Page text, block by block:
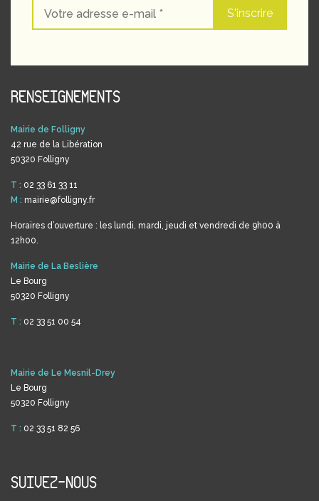
RENSEIGNEMENTS
Mairie de Folligny
42 rue de la Libération
50320 Folligny
T : 02 33 61 33 11
M : mairie@folligny.fr
Horaires d’ouverture : les lundi, mardi, jeudi et vendredi de 9h00 à
12h00.
Mairie de La Beslière
Le Bourg
50320 Folligny
T : 02 33 51 00 54
Mairie de Le Mesnil-Drey
Le Bourg
50320 Folligny
T : 02 33 51 82 56
SUIVEZ-NOUS